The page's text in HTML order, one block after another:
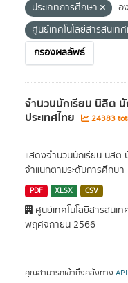
ประเภทการศึกษา
อ
ศูนย์เทคโนโลยีสารสนเท
กรองผลลัพธ์
จำนวนนักเรียน นิสิต นั
ประเทศไทย 24383
แสดงจำนวนนักเรียน นิสิต
จำแนกตามระดับการศึกษา
PDF XLSX CSV
ศูนย์เทคโนโลยีสารสนเ
พฤศจิกายน 2566
คุณสามารถเข้าถึงคลังทาง API